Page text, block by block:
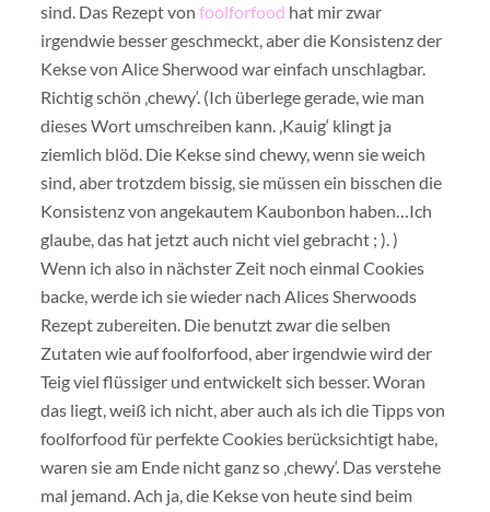
sind. Das Rezept von foolforfood hat mir zwar
irgendwie besser geschmeckt, aber die Konsistenz der
Kekse von Alice Sherwood war einfach unschlagbar.
Richtig schön ‚chewy‘. (Ich überlege gerade, wie man
dieses Wort umschreiben kann. ‚Kauig‘ klingt ja
ziemlich blöd. Die Kekse sind chewy, wenn sie weich
sind, aber trotzdem bissig, sie müssen ein bisschen die
Konsistenz von angekautem Kaubonbon haben…Ich
glaube, das hat jetzt auch nicht viel gebracht ; ). )
Wenn ich also in nächster Zeit noch einmal Cookies
backe, werde ich sie wieder nach Alices Sherwoods
Rezept zubereiten. Die benutzt zwar die selben
Zutaten wie auf foolforfood, aber irgendwie wird der
Teig viel flüssiger und entwickelt sich besser. Woran
das liegt, weiß ich nicht, aber auch als ich die Tipps von
foolforfood für perfekte Cookies berücksichtigt habe,
waren sie am Ende nicht ganz so ‚chewy‘. Das verstehe
mal jemand. Ach ja, die Kekse von heute sind beim